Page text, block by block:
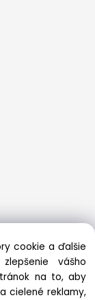
cookie a ďalšie
vášho
na to, aby
cielené reklamy,